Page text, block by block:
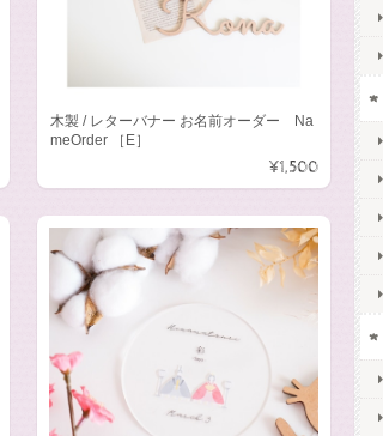
木製 / レターバナー お名前オーダー Na
meOrder ［E］
¥1,500